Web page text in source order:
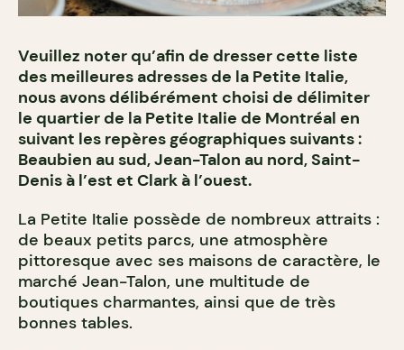
Veuillez noter qu’afin de dresser cette liste
des meilleures adresses de la Petite Italie,
nous avons délibérément choisi de délimiter
le quartier de la Petite Italie de Montréal en
suivant les repères géographiques suivants :
Beaubien au sud, Jean-Talon au nord, Saint-
Denis à l’est et Clark à l’ouest.
La Petite Italie possède de nombreux attraits :
de beaux petits parcs, une atmosphère
pittoresque avec ses maisons de caractère, le
marché Jean-Talon, une multitude de
boutiques charmantes, ainsi que de très
bonnes tables.